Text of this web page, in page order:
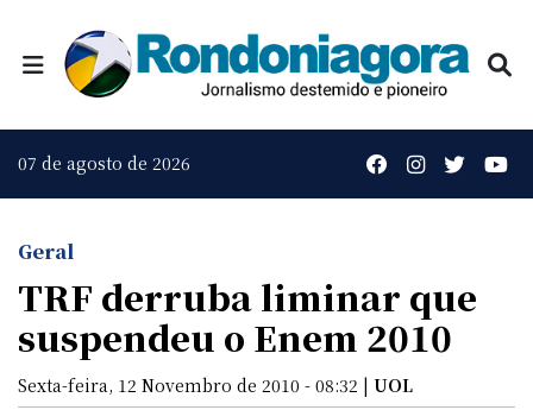
07 de agosto de 2026
Geral
TRF derruba liminar que
suspendeu o Enem 2010
Sexta-feira, 12 Novembro de 2010 - 08:32 | UOL